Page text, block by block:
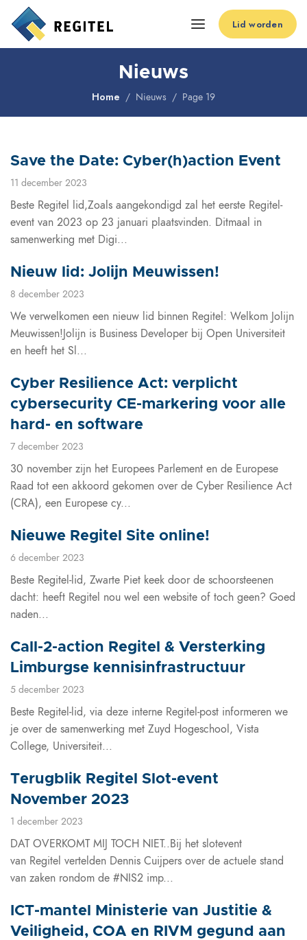
Lid worden
Nieuws
Home Nieuws Page 19
Save the Date: Cyber(h)action Event
11 december 2023
Beste Regitel lid,Zoals aangekondigd zal het eerste Regitel-
event van 2023 op 23 januari plaatsvinden. Ditmaal in
samenwerking met Digi...
Nieuw lid: Jolijn Meuwissen!
8 december 2023
We verwelkomen een nieuw lid binnen Regitel: Welkom Jolijn
Meuwissen!Jolijn is Business Developer bij Open Universiteit
en heeft het Sl...
Cyber Resilience Act: verplicht
cybersecurity CE-markering voor alle
hard- en software
7 december 2023
30 november zijn het Europees Parlement en de Europese
Raad tot een akkoord gekomen over de Cyber Resilience Act
(CRA), een Europese cy...
Nieuwe Regitel Site online!
6 december 2023
Beste Regitel-lid, Zwarte Piet keek door de schoorsteenen
dacht: heeft Regitel nou wel een website of toch geen? Goed
naden...
Call-2-action Regitel & Versterking
Limburgse kennisinfrastructuur
5 december 2023
Beste Regitel-lid, via deze interne Regitel-post informeren we
je over de samenwerking met Zuyd Hogeschool, Vista
College, Universiteit...
Terugblik Regitel Slot-event
November 2023
1 december 2023
DAT OVERKOMT MIJ TOCH NIET..Bij het slotevent
van Regitel vertelden Dennis Cuijpers over de actuele stand
van zaken rondom de #NIS2 imp...
ICT-mantel Ministerie van Justitie &
Veiligheid, COA en RIVM gegund aan